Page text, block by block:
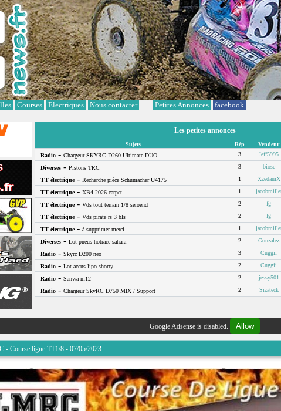
Courses Electriques Nous contacter Petites Annonces facebook
Les petites annonces
Sujets Rép Vendeur
Radio - Chargeur SKYRC D260 Ultimate DUO 3 Jeff5995
Diverses - Pistons TRC 3 biose
TT électrique- Recherche pièce Schumacher U4175 1 XzedamX
TT électrique- XB4 2026 carpet 1
TT électrique- Vds tout terrain 1/8 seroend 2 fg
TT électrique- Vds pirate rs 3 bls 2 fg
TT électrique- à supprimer merci 1
Diverses - Lot pneus hotrace sahara 2 Gonzalez
Radio - Skyrc D200 neo 3 Cuggii
Radio - Lot accus lipo shorty 2 Cuggii
Radio - Sanwa m12 2 jessy501
Radio - Chargeur SkyRC D750 MIX / Support 2 Sizateck
Google Adsense is disabled. Allow
- Course ligue TT1/8 - 07/05/2023